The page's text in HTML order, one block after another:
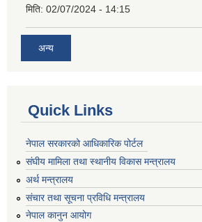
मिति: 02/07/2024 - 14:15
अन्य
Quick Links
नेपाल सरकारको आधिकारिक पोर्टल
संघीय मामिला तथा स्थानीय विकास मन्त्रालय
अर्थ मन्त्रालय
संचार तथा सूचना प्रविधि मन्त्रालय
नेपाल कानुन आयोग